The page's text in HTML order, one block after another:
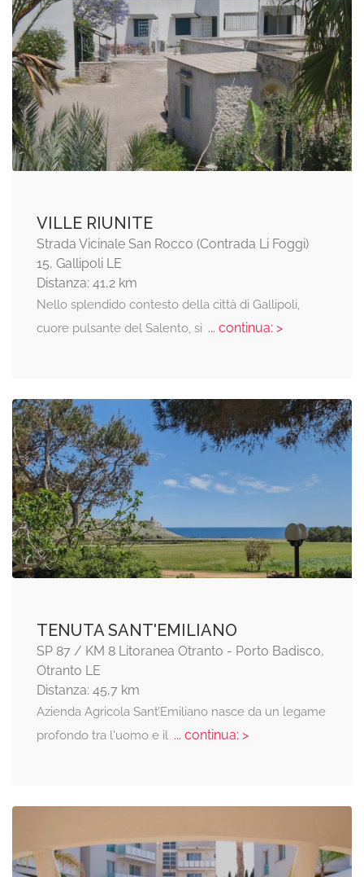
VILLE RIUNITE
Strada Vicinale San Rocco (Contrada Li Foggi)
15, Gallipoli LE
Distanza: 41,2 km
Nello splendido contesto della città di Gallipoli,
cuore pulsante del Salento, si ... continua: >
TENUTA SANT'EMILIANO
SP 87 / KM 8 Litoranea Otranto - Porto Badisco,
Otranto LE
Distanza: 45,7 km
Azienda Agricola Sant’Emiliano nasce da un legame
profondo tra l'uomo e il ... continua: >